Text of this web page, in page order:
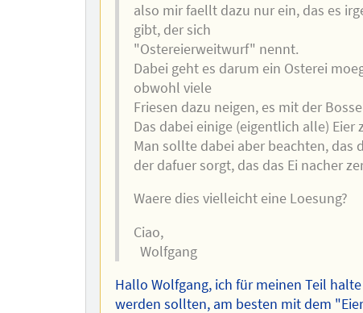
also mir faellt dazu nur ein, das es
gibt, der sich
"Ostereierweitwurf" nennt.
Dabei geht es darum ein Osterei
obwohl viele
Friesen dazu neigen, es mit der
Das dabei einige (eigentlich alle)
Man sollte dabei aber beachten, das
der dafuer sorgt, das das Ei nacher
Waere dies vielleicht eine Loesung?
Ciao,
Wolfgang
Hallo Wolfgang, ich für meinen Teil
werden sollten, am besten mit dem